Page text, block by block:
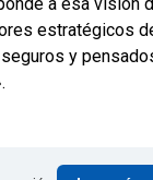
estratégicos
y